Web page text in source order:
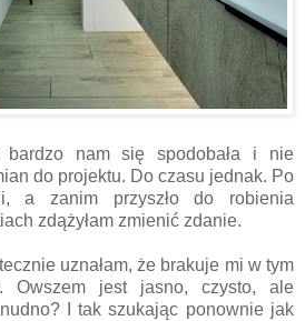
bardzo nam się spodobała i nie
do projektu. Do czasu jednak. Po
a zanim przyszło do robienia
zdążyłam zmienić zdanie.
uznałam, że brakuje mi w tym
Owszem jest jasno, czysto, ale
I tak szukając ponownie jak